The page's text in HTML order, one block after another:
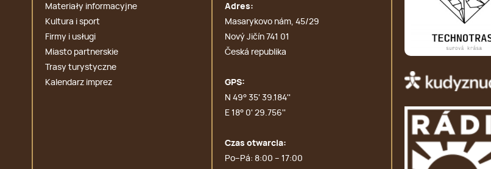
Materiały informacyjne
Kultura i sport
Firmy i usługi
Miasto partnerskie
Trasy turystyczne
Kalendarz imprez
Adres:
Masarykovo nám, 45/29
Nový Jičín 741 01
Česká republika
GPS:
N 49° 35' 39.184''
E 18° 0' 29.756''
Czas otwarcia:
Po–Pá: 8:00 – 17:00